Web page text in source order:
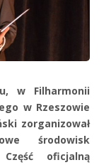
w Filharmonii
w Rzeszowie
zorganizował
środowisk
oficjalną